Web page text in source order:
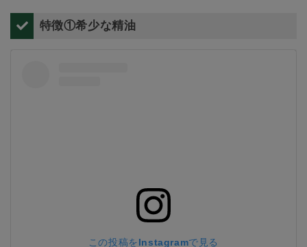
特徴①希少な精油
この投稿をInstagramで見る